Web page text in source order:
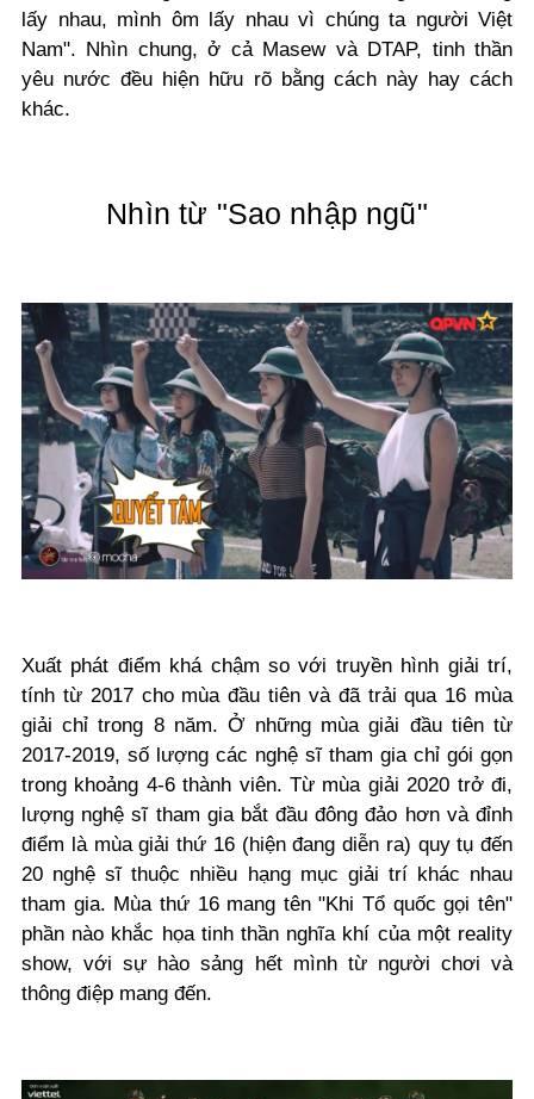
lấy nhau, mình ôm lấy nhau vì chúng ta người Việt
Nam". Nhìn chung, ở cả Masew và DTAP, tinh thần
yêu nước đều hiện hữu rõ bằng cách này hay cách
khác.
Nhìn từ "Sao nhập ngũ"
Xuất phát điểm khá chậm so với truyền hình giải trí,
tính từ 2017 cho mùa đầu tiên và đã trải qua 16 mùa
giải chỉ trong 8 năm. Ở những mùa giải đầu tiên từ
2017-2019, số lượng các nghệ sĩ tham gia chỉ gói gọn
trong khoảng 4-6 thành viên. Từ mùa giải 2020 trở đi,
lượng nghệ sĩ tham gia bắt đầu đông đảo hơn và đỉnh
điểm là mùa giải thứ 16 (hiện đang diễn ra) quy tụ đến
20 nghệ sĩ thuộc nhiều hạng mục giải trí khác nhau
tham gia. Mùa thứ 16 mang tên "Khi Tổ quốc gọi tên"
phần nào khắc họa tinh thần nghĩa khí của một reality
show, với sự hào sảng hết mình từ người chơi và
thông điệp mang đến.